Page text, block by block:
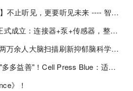
【人工耳蜗技术解读】不止听见，更要听见未来 ---- 智能耳蜗，开启人工耳蜗技术新纪元！
官宣 | CPC Biotech正式成立：连接器+泵+传感器，整合生物制药流体管理解决方案！
Nat Mental Health：两万余人大脑扫描刷新抑郁脑科学认知！抑郁不只是情绪病，视觉、运动脑区同步受损！
实锤！蛋白质真不是"多多益善"！Cell Press Blue：适度限蛋白，反而拉长健康寿命！
》！